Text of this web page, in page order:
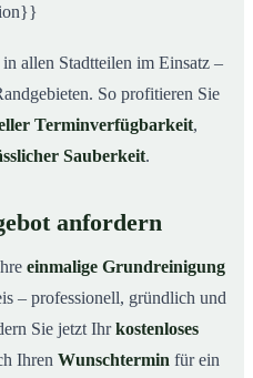
allen Stadtteilen im Einsatz –
So profitieren Sie
Terminverfügbarkeit,
Sauberkeit.
anfordern
einmalige Grundreinigung
– professionell, gründlich und
Sie jetzt Ihrkostenloses
Ihren Wunschtermin für ein